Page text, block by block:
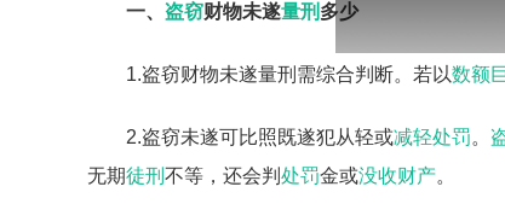
一、 盗窃财物未遂量刑 多少
1.盗窃财物未遂量刑需综合判断。若以数额
2.盗窃未遂可比照既遂犯从轻或减轻处罚。
无期徒刑 不等，还会判 处罚金或没收财产。